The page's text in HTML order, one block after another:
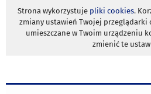
Strona wykorzystuje pliki cookies.
zmiany ustawień Twojej przeglądarki
umieszczane w Twoim urządzeniu
zmienić te